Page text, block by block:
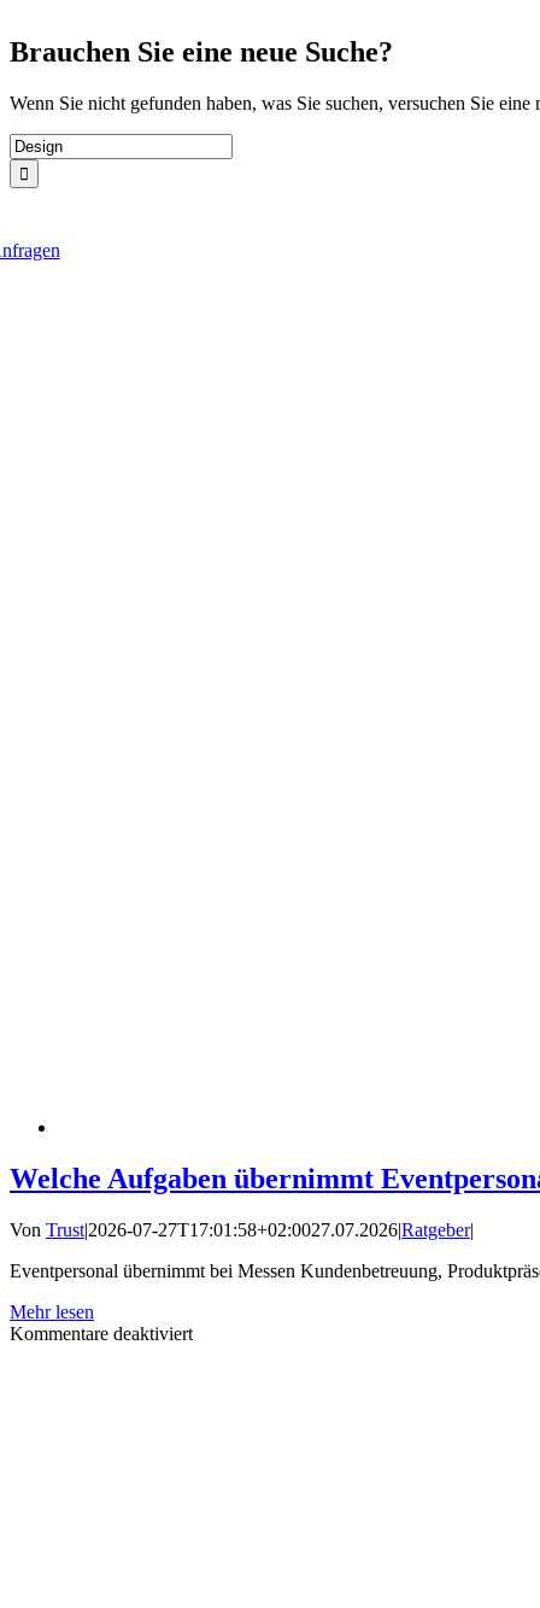
Inhalt
springen
Brauchen Sie eine neue Suche?
Wenn Sie nicht gefunden haben, was Sie suchen, versuchen Sie eine
Suche
nach:
Welche Aufgaben übernimmt
Von Trust|2026-07-27T17:01:58+02:0027.07.2026|Ratgeber|
Eventpersonal übernimmt bei Messen Kundenbetreuung,
Mehr lesen
Kommentare deaktiviertfür